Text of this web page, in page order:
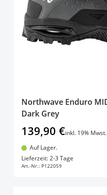
Northwave Enduro
Dark Grey
139,90 €inkl. 19% Mwst.
Auf Lager.
Lieferzeit: 2-3 Tage
Art.-Nr.: P122059